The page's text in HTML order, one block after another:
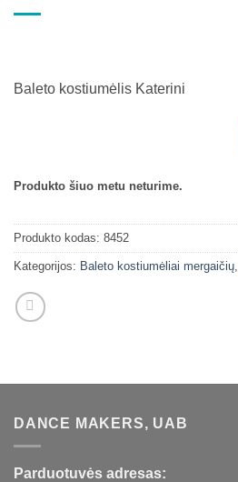
Baleto kostiumėlis Katerini
Produkto šiuo metu neturime.
Produkto kodas: 8452
Kategorijos: Baleto kostiumėliai mergaičių,
DANCE MAKERS, UAB
Parduotuvės adresas: